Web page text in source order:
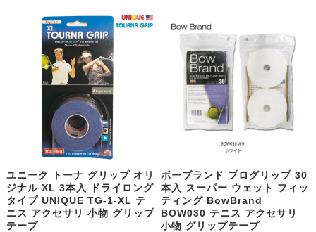
ユニーク トーナ グリップ オリ
ジナル XL 3本入 ドライロング
タイプ UNIQUE TG-1-XL テ
ニス アクセサリ 小物 グリップ
テープ
ボーブランド プログリップ 30
本入 スーパー ウェット フィッ
ティング BowBrand
BOW030 テニス アクセサリ
小物 グリップテープ